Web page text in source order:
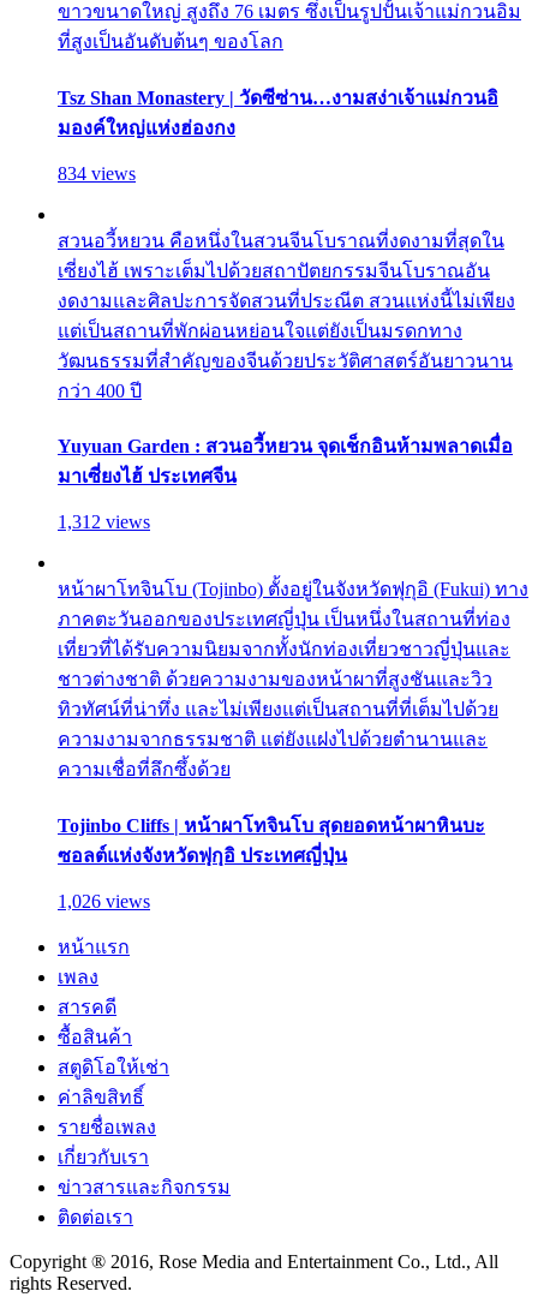
ขาวขนาดใหญ่ สูงถึง 76 เมตร ซึ่งเป็นรูปปั้นเจ้าแม่กวนอิม
ที่สูงเป็นอันดับต้นๆ ของโลก
Tsz Shan Monastery | วัดซีซ่าน…งามสง่าเจ้าแม่กวนอิ
มองค์ใหญ่แห่งฮ่องกง
834 views
สวนอวี้หยวน คือหนึ่งในสวนจีนโบราณที่งดงามที่สุดใน
เซี่ยงไฮ้ เพราะเต็มไปด้วยสถาปัตยกรรมจีนโบราณอัน
งดงามและศิลปะการจัดสวนที่ประณีต สวนแห่งนี้ไม่เพียง
แต่เป็นสถานที่พักผ่อนหย่อนใจแต่ยังเป็นมรดกทาง
วัฒนธรรมที่สำคัญของจีนด้วยประวัติศาสตร์อันยาวนาน
กว่า 400 ปี
Yuyuan Garden : สวนอวี้หยวน จุดเช็กอินห้ามพลาดเมื่อ
มาเซี่ยงไฮ้ ประเทศจีน
1,312 views
หน้าผาโทจินโบ (Tojinbo) ตั้งอยู่ในจังหวัดฟุกุอิ (Fukui) ทาง
ภาคตะวันออกของประเทศญี่ปุ่น เป็นหนึ่งในสถานที่ท่อง
เที่ยวที่ได้รับความนิยมจากทั้งนักท่องเที่ยวชาวญี่ปุ่นและ
ชาวต่างชาติ ด้วยความงามของหน้าผาที่สูงชันและวิว
ทิวทัศน์ที่น่าทึ่ง และไม่เพียงแต่เป็นสถานที่ที่เต็มไปด้วย
ความงามจากธรรมชาติ แต่ยังแฝงไปด้วยตำนานและ
ความเชื่อที่ลึกซึ้งด้วย
Tojinbo Cliffs | หน้าผาโทจินโบ สุดยอดหน้าผาหินบะ
ซอลต์แห่งจังหวัดฟุกุอิ ประเทศญี่ปุ่น
1,026 views
หน้าแรก
เพลง
สารคดี
ซื้อสินค้า
สตูดิโอให้เช่า
ค่าลิขสิทธิ์
รายชื่อเพลง
เกี่ยวกับเรา
ข่าวสารและกิจกรรม
ติดต่อเรา
Copyright ® 2016, Rose Media and Entertainment Co., Ltd., All
rights Reserved.